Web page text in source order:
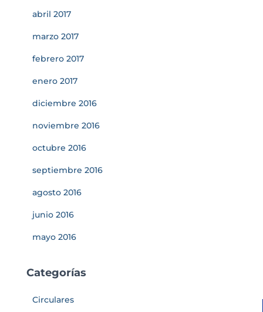
abril 2017
marzo 2017
febrero 2017
enero 2017
diciembre 2016
noviembre 2016
octubre 2016
septiembre 2016
agosto 2016
junio 2016
mayo 2016
Categorías
Circulares